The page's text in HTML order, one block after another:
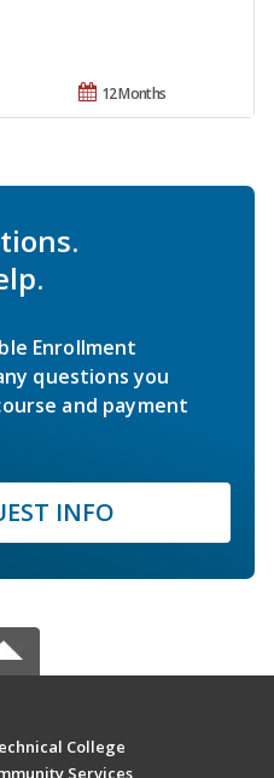
12 Months
Enrollment
questions you
and payment
INFO
College
Services